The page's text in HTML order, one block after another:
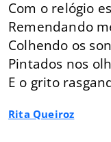
Com o relógio
Remendando
Colhendo os
Pintados nos
E o grito
Rita Queiroz